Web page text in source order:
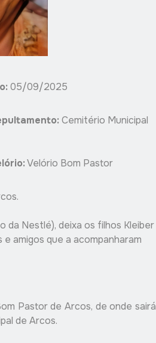
05/09/2025
Cemitério Municipal
Velório Bom Pastor
da Nestlé), deixa os filhos Kleiber
amigos que a acompanharam
Pastor de Arcos, de onde sairá
de Arcos.